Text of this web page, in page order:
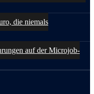
die niemals
auf der Microjob-